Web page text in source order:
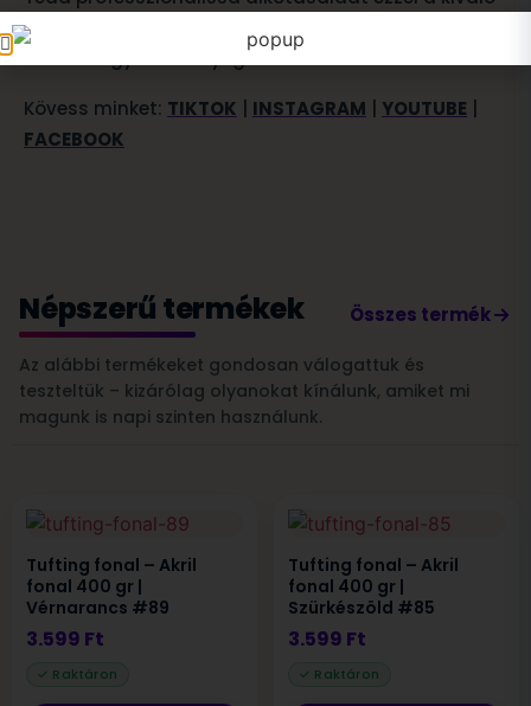
minőségű tufting fonallal – a tökéletes alapanyag
minden egyedi szőnyeghez!
Kövess minket: TIKTOK INSTAGRAM YOUTUBE
FACEBOOK
Népszerű termékek Összes termék
Az alábbi termékeket gondosan válogattuk és
teszteltük – kizárólag olyanokat kínálunk, amiket mi
magunk is napi szinten használunk.
Tufting fonal – Akril
fonal 400 gr |
Vérnarancs #89
3.599 Ft
Tufting fonal – Akril
fonal 400 gr |
Szürkészöld #85
3.599 Ft